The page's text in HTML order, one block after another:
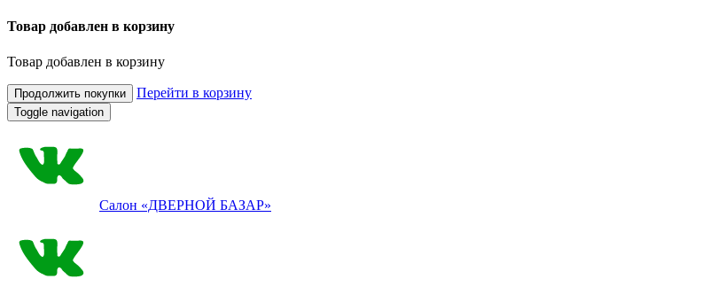
Товар добавлен в корзину
Товар добавлен в корзину
Продолжить покупки Перейти в корзину
Toggle navigation
Салон «ДВЕРНОЙ БАЗАР»